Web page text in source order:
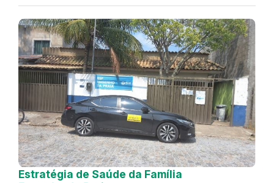
Estratégia de Saúde da Família